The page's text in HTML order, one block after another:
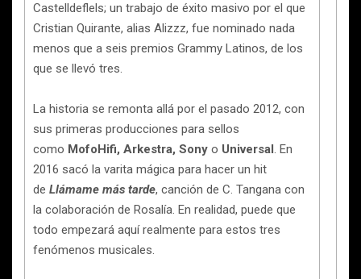
Castelldeflels; un trabajo de éxito masivo por el que
Cristian Quirante, alias Alizzz, fue nominado nada
menos que a seis premios Grammy Latinos, de los
que se llevó tres.
La historia se remonta allá por el pasado 2012, con
sus primeras producciones para sellos
como MofoHifi, Arkestra, Sony o Universal. En
2016 sacó la varita mágica para hacer un hit
de Llámame más tarde, canción de C. Tangana con
la colaboración de Rosalía. En realidad, puede que
todo empezará aquí realmente para estos tres
fenómenos musicales.